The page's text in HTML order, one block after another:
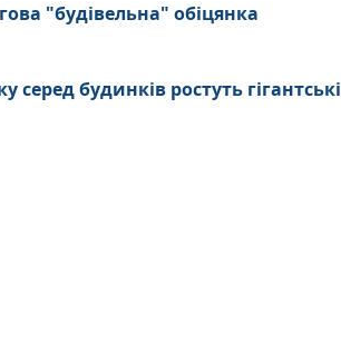
"будівельна" обіцянка
будинків ростуть гігантські